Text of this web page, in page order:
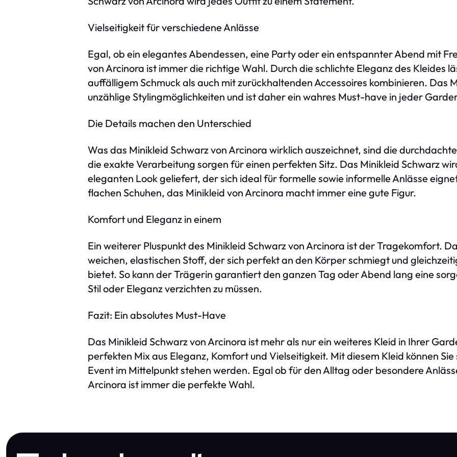
Vielseitigkeit für verschiedene Anlässe
Egal, ob ein elegantes Abendessen, eine Party oder ein entspannter Abend mit
von Arcinora ist immer die richtige Wahl. Durch die schlichte Eleganz des Kleides
auffälligem Schmuck als auch mit zurückhaltenden Accessoires kombinieren. Das
unzählige Stylingmöglichkeiten und ist daher ein wahres Must-have in jeder
Die Details machen den Unterschied
Was das Minikleid Schwarz von Arcinora wirklich auszeichnet, sind die
die exakte Verarbeitung sorgen für einen perfekten Sitz. Das Minikleid Schwarz
eleganten Look geliefert, der sich ideal für formelle sowie informelle Anlässe
flachen Schuhen, das Minikleid von Arcinora macht immer eine gute Figur.
Komfort und Eleganz in einem
Ein weiterer Pluspunkt des Minikleid Schwarz von Arcinora ist der Tragekomfort.
weichen, elastischen Stoff, der sich perfekt an den Körper schmiegt und
bietet. So kann der Trägerin garantiert den ganzen Tag oder Abend lang eine
Stil oder Eleganz verzichten zu müssen.
Fazit: Ein absolutes Must-Have
Das Minikleid Schwarz von Arcinora ist mehr als nur ein weiteres Kleid in Ihrer
perfekten Mix aus Eleganz, Komfort und Vielseitigkeit. Mit diesem Kleid können
Event im Mittelpunkt stehen werden. Egal ob für den Alltag oder besondere
Arcinora ist immer die perfekte Wahl.